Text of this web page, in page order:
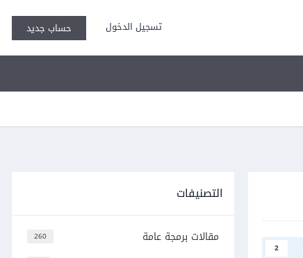
تسجيل الدخول حساب جديد
2
التصنيفات
260 مقالات برمجة عامة